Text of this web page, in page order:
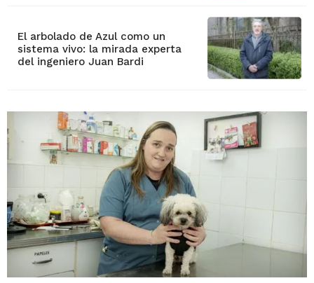
El arbolado de Azul como un
sistema vivo: la mirada experta
del ingeniero Juan Bardi